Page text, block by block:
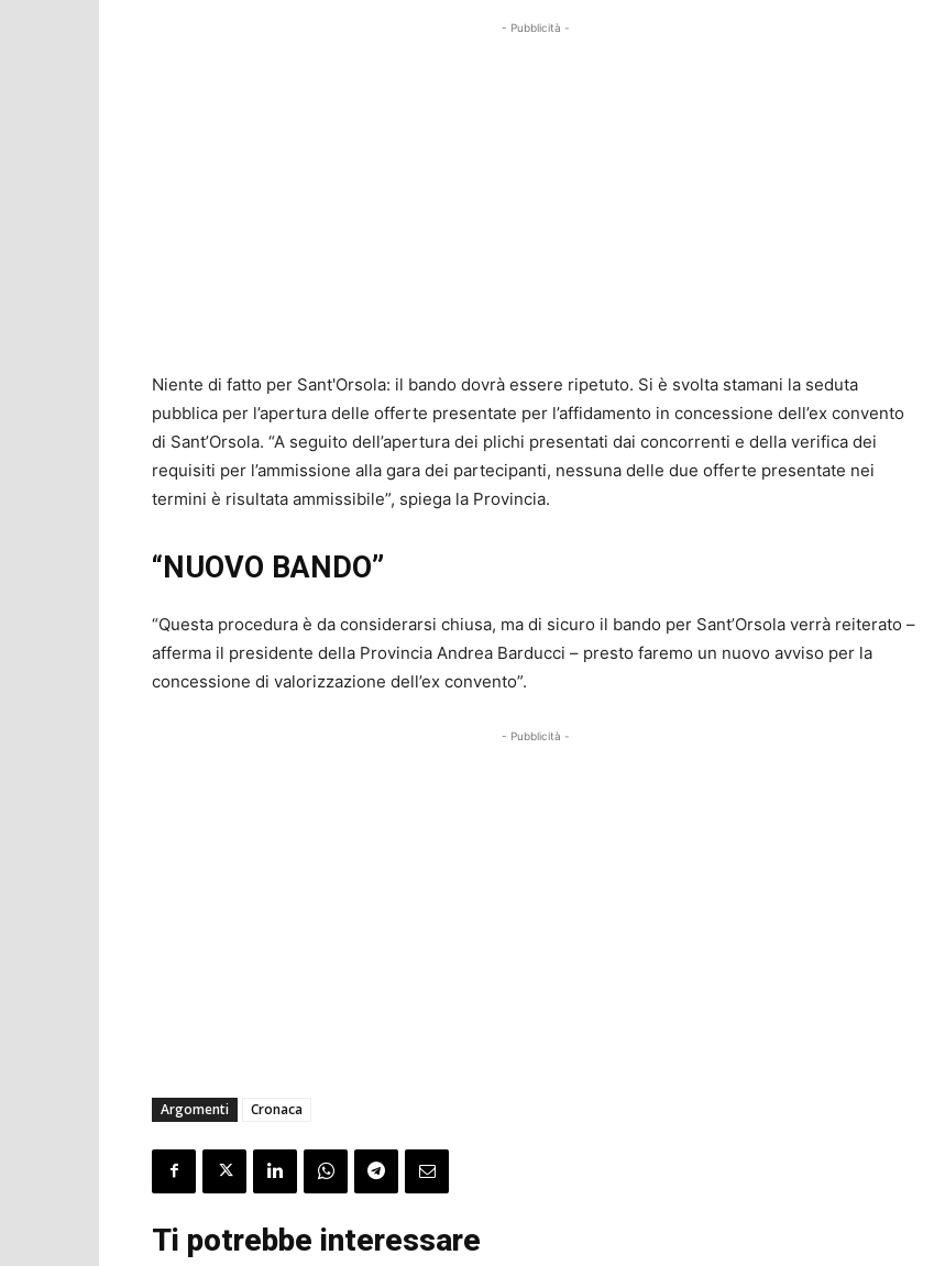
- Pubblicità -
Niente di fatto per Sant'Orsola: il bando dovrà essere ripetuto. Si è svolta stamani la seduta
pubblica per l’apertura delle offerte presentate per l’affidamento in concessione dell’ex convento
di Sant’Orsola. “A seguito dell’apertura dei plichi presentati dai concorrenti e della verifica dei
requisiti per l’ammissione alla gara dei partecipanti, nessuna delle due offerte presentate nei
termini è risultata ammissibile”, spiega la Provincia.
“NUOVO BANDO”
“Questa procedura è da considerarsi chiusa, ma di sicuro il bando per Sant’Orsola verrà reiterato –
afferma il presidente della Provincia Andrea Barducci – presto faremo un nuovo avviso per la
concessione di valorizzazione dell’ex convento”.
- Pubblicità -
Argomenti Cronaca
Ti potrebbe interessare